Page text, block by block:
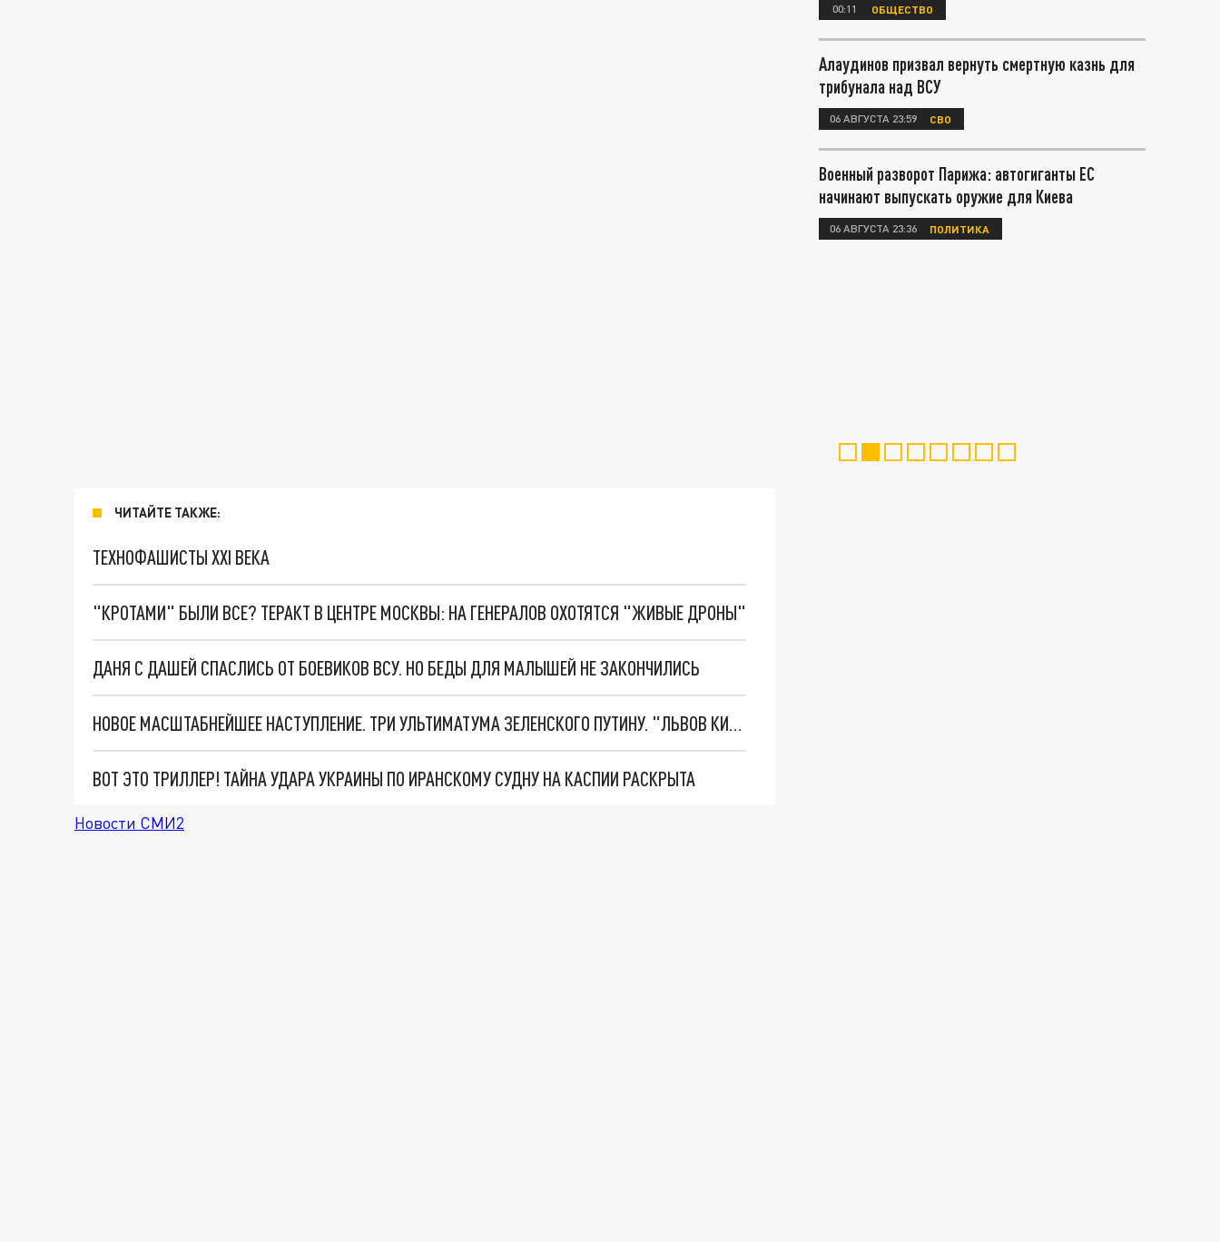
ЧИТАЙТЕ ТАКЖЕ:
ТЕХНОФАШИСТЫ XXI ВЕКА
"КРОТАМИ" БЫЛИ ВСЕ? ТЕРАКТ В ЦЕНТРЕ МОСКВЫ: НА ГЕНЕРАЛОВ ОХОТЯТСЯ "ЖИВЫЕ ДРОНЫ"
ДАНЯ С ДАШЕЙ СПАСЛИСЬ ОТ БОЕВИКОВ ВСУ. НО БЕДЫ ДЛЯ МАЛЫШЕЙ НЕ ЗАКОНЧИЛИСЬ
НОВОЕ МАСШТАБНЕЙШЕЕ НАСТУПЛЕНИЕ. ТРИ УЛЬТИМАТУМА ЗЕЛЕНСКОГО ПУТИНУ. "ЛЬВОВ КИМА" ПОСТАВЯТ НА ПВО? ГЛОБАЛЬНЫЙ ПРОРЫВ ПОД ЗАПОРОЖЬЕМ
ВОТ ЭТО ТРИЛЛЕР! ТАЙНА УДАРА УКРАИНЫ ПО ИРАНСКОМУ СУДНУ НА КАСПИИ РАСКРЫТА
Новости СМИ2
00:11 ОБЩЕСТВО
Алаудинов призвал вернуть смертную казнь для
трибунала над ВСУ
06 АВГУСТА 23:59 СВО
Военный разворот Парижа: автогиганты ЕС
начинают выпускать оружие для Киева
06 АВГУСТА 23:36 ПОЛИТИКА